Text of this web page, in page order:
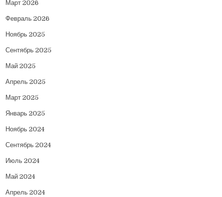
Март 2026
Февраль 2026
Ноябрь 2025
Сентябрь 2025
Май 2025
Апрель 2025
Март 2025
Январь 2025
Ноябрь 2024
Сентябрь 2024
Июль 2024
Май 2024
Апрель 2024